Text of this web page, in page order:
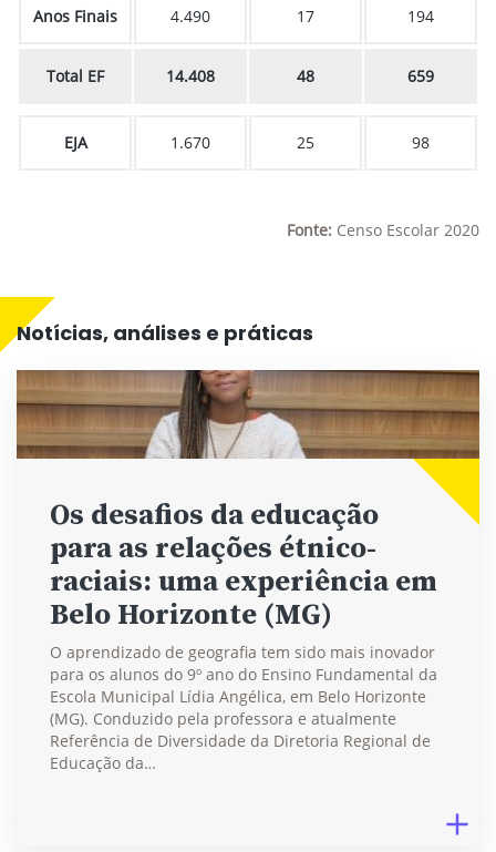
Anos Finais 4.490 17 194
Total EF 14.408 48 659
EJA 1.670 25 98
Fonte: Censo Escolar 2020
Notícias, análises e práticas
Os desafios da educação
para as relações étnico-
raciais: uma experiência em
Belo Horizonte (MG)
O aprendizado de geografia tem sido mais inovador
para os alunos do 9º ano do Ensino Fundamental da
Escola Municipal Lídia Angélica, em Belo Horizonte
(MG). Conduzido pela professora e atualmente
Referência de Diversidade da Diretoria Regional de
Educação da…